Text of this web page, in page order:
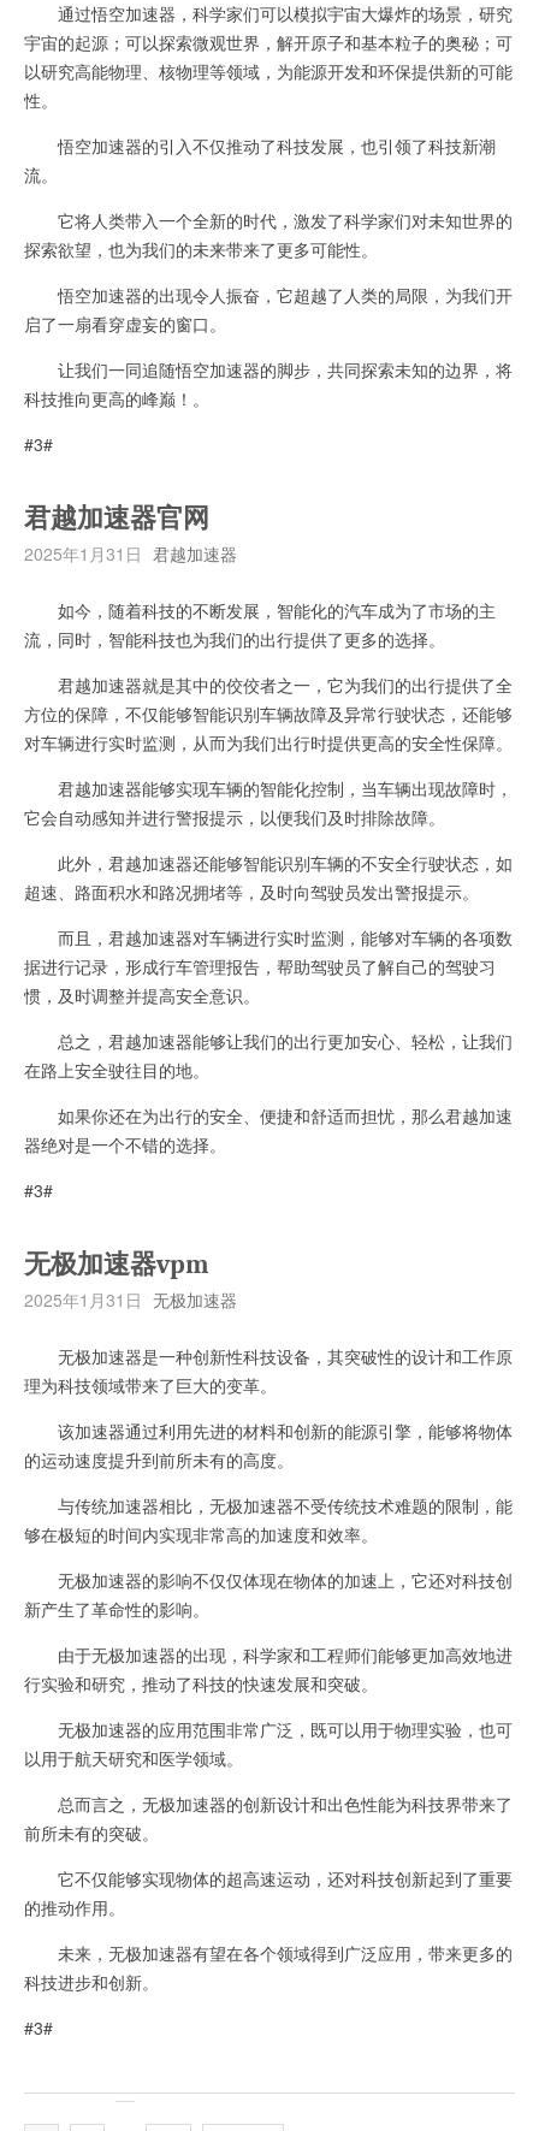
通过悟空加速器，科学家们可以模拟宇宙大爆炸的场景，研究
宇宙的起源；可以探索微观世界，解开原子和基本粒子的奥秘；可
以研究高能物理、核物理等领域，为能源开发和环保提供新的可能
性。
悟空加速器的引入不仅推动了科技发展，也引领了科技新潮
流。
它将人类带入一个全新的时代，激发了科学家们对未知世界的
探索欲望，也为我们的未来带来了更多可能性。
悟空加速器的出现令人振奋，它超越了人类的局限，为我们开
启了一扇看穿虚妄的窗口。
让我们一同追随悟空加速器的脚步，共同探索未知的边界，将
科技推向更高的峰巅！。
#3#
君越加速器官网
2025年1月31日 君越加速器
如今，随着科技的不断发展，智能化的汽车成为了市场的主
流，同时，智能科技也为我们的出行提供了更多的选择。
君越加速器就是其中的佼佼者之一，它为我们的出行提供了全
方位的保障，不仅能够智能识别车辆故障及异常行驶状态，还能够
对车辆进行实时监测，从而为我们出行时提供更高的安全性保障。
君越加速器能够实现车辆的智能化控制，当车辆出现故障时，
它会自动感知并进行警报提示，以便我们及时排除故障。
此外，君越加速器还能够智能识别车辆的不安全行驶状态，如
超速、路面积水和路况拥堵等，及时向驾驶员发出警报提示。
而且，君越加速器对车辆进行实时监测，能够对车辆的各项数
据进行记录，形成行车管理报告，帮助驾驶员了解自己的驾驶习
惯，及时调整并提高安全意识。
总之，君越加速器能够让我们的出行更加安心、轻松，让我们
在路上安全驶往目的地。
如果你还在为出行的安全、便捷和舒适而担忧，那么君越加速
器绝对是一个不错的选择。
#3#
无极加速器vpm
2025年1月31日 无极加速器
无极加速器是一种创新性科技设备，其突破性的设计和工作原
理为科技领域带来了巨大的变革。
该加速器通过利用先进的材料和创新的能源引擎，能够将物体
的运动速度提升到前所未有的高度。
与传统加速器相比，无极加速器不受传统技术难题的限制，能
够在极短的时间内实现非常高的加速度和效率。
无极加速器的影响不仅仅体现在物体的加速上，它还对科技创
新产生了革命性的影响。
由于无极加速器的出现，科学家和工程师们能够更加高效地进
行实验和研究，推动了科技的快速发展和突破。
无极加速器的应用范围非常广泛，既可以用于物理实验，也可
以用于航天研究和医学领域。
总而言之，无极加速器的创新设计和出色性能为科技界带来了
前所未有的突破。
它不仅能够实现物体的超高速运动，还对科技创新起到了重要
的推动作用。
未来，无极加速器有望在各个领域得到广泛应用，带来更多的
科技进步和创新。
#3#